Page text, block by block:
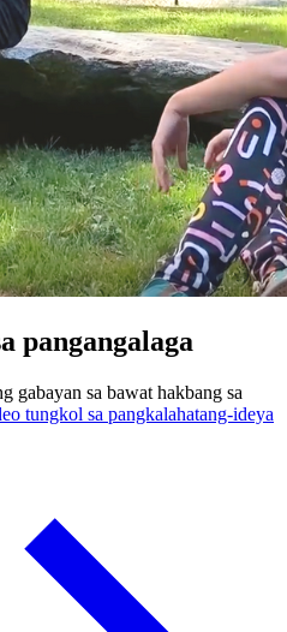
pangangalaga
gabayan sa bawat hakbang sa
tungkol sa pangkalahatang-ideya